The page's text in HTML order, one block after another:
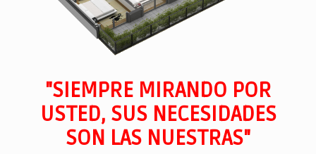
"SIEMPRE MIRANDO POR
USTED, SUS NECESIDADES
SON LAS NUESTRAS"